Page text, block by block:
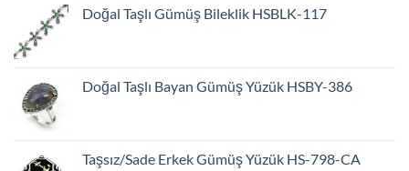
Doğal Taşlı Gümüş Bileklik HSBLK-117
Doğal Taşlı Bayan Gümüş Yüzük HSBY-386
Taşsız/Sade Erkek Gümüş Yüzük HS-798-CA